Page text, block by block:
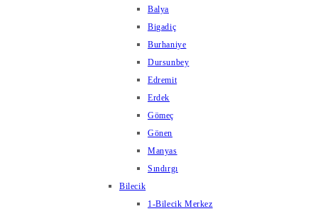
Balya
Bigadiç
Burhaniye
Dursunbey
Edremit
Erdek
Gömeç
Gönen
Manyas
Sındırgı
Bilecik
1-Bilecik Merkez